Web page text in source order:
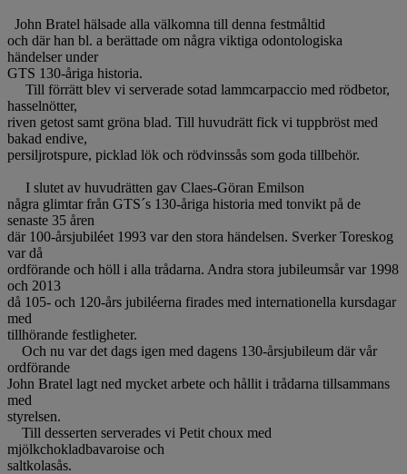
John Bratel hälsade alla välkomna till denna festmåltid
och där han bl. a berättade om några viktiga odontologiska
händelser under
GTS 130-åriga historia.
Till förrätt blev vi serverade sotad lammcarpaccio med rödbetor,
hasselnötter,
riven getost samt gröna blad. Till huvudrätt fick vi tuppbröst med
bakad endive,
persiljrotspure, picklad lök och rödvinssås som goda tillbehör.
I slutet av huvudrätten gav Claes-Göran Emilson
några glimtar från GTS´s 130-åriga historia med tonvikt på de
senaste 35 åren
där 100-årsjubiléet 1993 var den stora händelsen. Sverker Toreskog
var då
ordförande och höll i alla trådarna. Andra stora jubileumsår var 1998
och 2013
då 105- och 120-års jubiléerna firades med internationella kursdagar
med
tillhörande festligheter.
Och nu var det dags igen med dagens 130-årsjubileum där vår
ordförande
John Bratel lagt ned mycket arbete och hållit i trådarna tillsammans
med
styrelsen.
Till desserten serverades vi Petit choux med
mjölkchokladbavaroise och
saltkolasås.